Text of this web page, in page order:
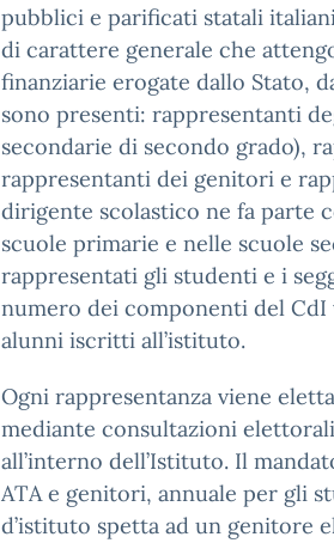
pubblici e parificati statali
di carattere generale che
finanziarie erogate dallo Stato,
sono presenti: rappresentanti
secondarie di secondo grado),
rappresentanti dei genitori e
dirigente scolastico ne fa parte
scuole primarie e nelle scuole
rappresentati gli studenti e i
numero dei componenti del CdI
alunni iscritti all’istituto.
Ogni rappresentanza viene
mediante consultazioni
all’interno dell’Istituto. Il
ATA e genitori, annuale per gli
d’istituto spetta ad un genitore